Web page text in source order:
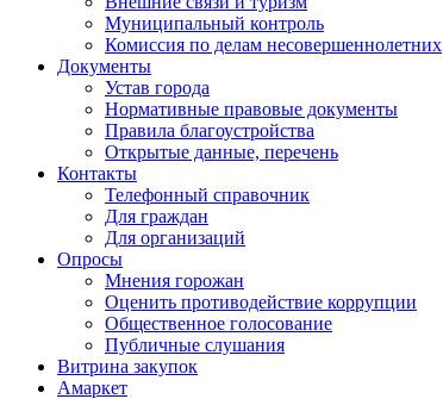
Муниципальный контроль
Комиссия по делам несовершеннолетних
Документы
Устав города
Нормативные правовые документы
Правила благоустройства
Открытые данные, перечень
Контакты
Телефонный справочник
Для граждан
Для организаций
Опросы
Мнения горожан
Оценить противодействие коррупции
Общественное голосование
Публичные слушания
Витрина закупок
Амаркет